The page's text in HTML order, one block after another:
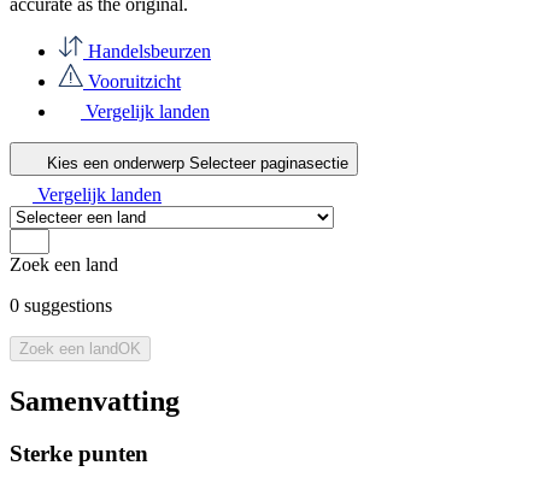
Handelsbeurzen
Vooruitzicht
Vergelijk landen
Kies een onderwerp Selecteer paginasectie
Vergelijk landen
Zoek een land
0 suggestions
Zoek een landOK
Samenvatting
Sterke punten